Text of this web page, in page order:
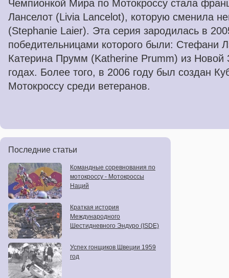
Чемпионкой Мира по Мотокроссу стала
Ланселот (Livia Lancelot), которую сменила
(Stephanie Laier). Эта серия зародилась в
победительницами которого были: Стефани
Катерина Прумм (Katherine Prumm) из Новой
годах. Более того, в 2006 году был создан
Мотокроссу среди ветеранов.
Последние статьи
Командные соревнования по
мотокроссу - Мотокроссы
Наций
Краткая история
Международного
Шестидневного Эндуро (ISDE)
Успех гонщиков Швеции 1959
год